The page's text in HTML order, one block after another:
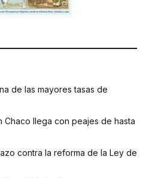
de las mayores tasas de
Chaco llega con peajes de hasta
contra la reforma de la Ley de